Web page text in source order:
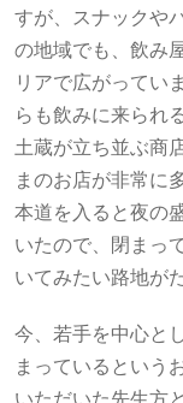
すが、スナックや
の地域でも、飲み
リアで広がってい
らも飲みに来られ
土蔵が立ち並ぶ商
まのお店が非常に
本道を入ると夜の
いたので、閉まっ
いてみたい路地が
今、若手を中心と
まっているという